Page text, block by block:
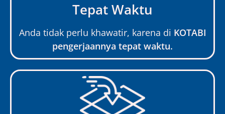
Tepat Waktu
Anda tidak perlu khawatir, karena di KOTABI
pengerjaannya tepat waktu.